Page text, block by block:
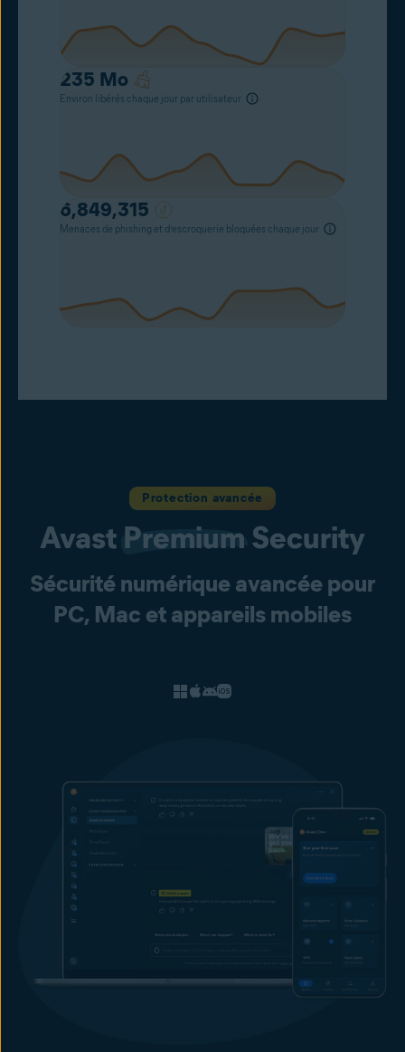
235 Mo
Environ libérés chaque jour par utilisateur
6,849,315
Menaces de phishing et d’escroquerie bloquées chaque jour
Protection avancée
Avast Premium Security
Sécurité numérique avancée pour
PC, Mac et appareils mobiles